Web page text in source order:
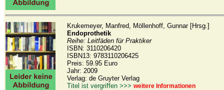
Krukemeyer, Manfred, Möllenhoff, Gunnar [Hrsg.]
Endoprothetik
Reihe: Leitfäden für Praktiker
ISBN: 3110206420
ISBN13: 9783110206425
Preis: 59.95 Euro
Jahr: 2009
Verlag: de Gruyter Verlag
Titel ist vergriffen >>> weitere Informationen